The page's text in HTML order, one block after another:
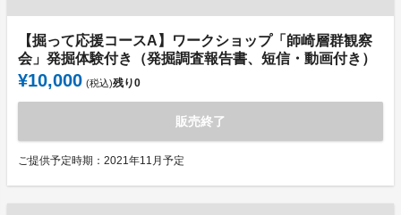
【掘って応援コースA】ワークショップ「師崎層群観察
会」発掘体験付き（発掘調査報告書、短信・動画付き）
¥10,000 (税込)残り0
販売終了
ご提供予定時期：2021年11月予定